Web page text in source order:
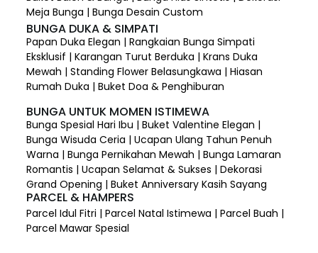
Meja Bunga | Bunga Desain Custom
BUNGA DUKA & SIMPATI
Papan Duka Elegan | Rangkaian Bunga Simpati
Eksklusif | Karangan Turut Berduka | Krans Duka
Mewah | Standing Flower Belasungkawa | Hiasan
Rumah Duka | Buket Doa & Penghiburan
BUNGA UNTUK MOMEN ISTIMEWA
Bunga Spesial Hari Ibu | Buket Valentine Elegan |
Bunga Wisuda Ceria | Ucapan Ulang Tahun Penuh
Warna | Bunga Pernikahan Mewah | Bunga Lamaran
Romantis | Ucapan Selamat & Sukses | Dekorasi
Grand Opening | Buket Anniversary Kasih Sayang
PARCEL & HAMPERS
Parcel Idul Fitri | Parcel Natal Istimewa | Parcel Buah |
Parcel Mawar Spesial